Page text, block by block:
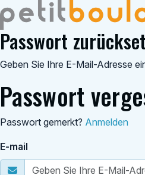
Passwort
Geben Sie Ihre E-Mail-Adresse
Passwort
Passwort gemerkt? Anmelden
E-mail